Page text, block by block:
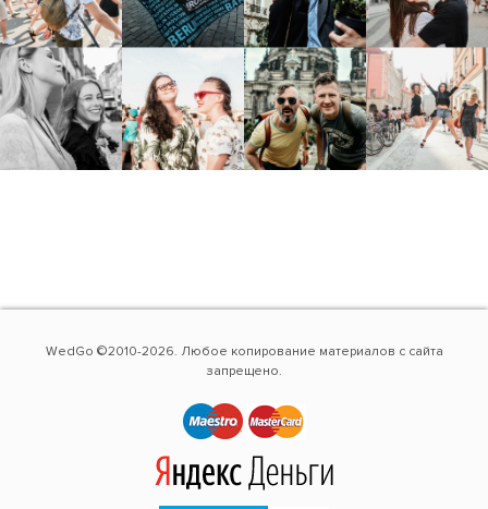
WedGo ©2010-2026. Любое копирование материалов с сайта
запрещено.